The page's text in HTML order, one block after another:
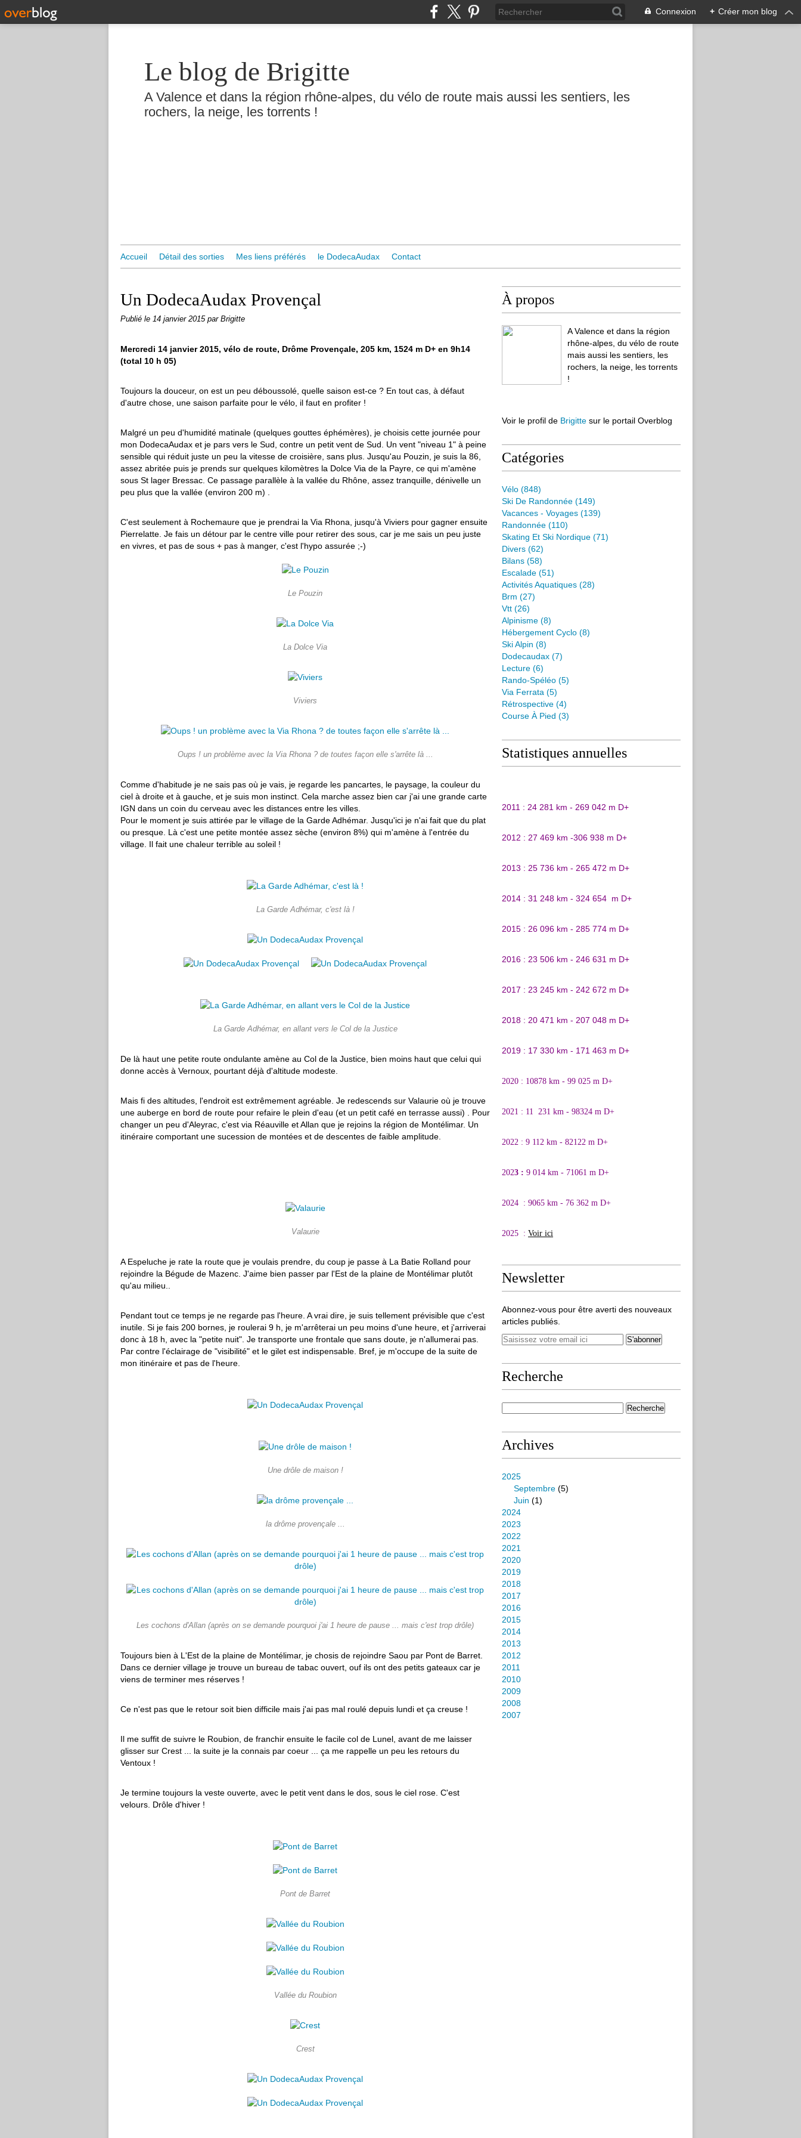
Connexion + Créer mon blog
Le blog de Brigitte
A Valence et dans la région rhône-alpes, du vélo de route mais aussi les sentiers, les
rochers, la neige, les torrents !
Accueil Détail des sorties Mes liens préférés le DodecaAudax Contact
Un DodecaAudax Provençal
Publié le 14 janvier 2015 par Brigitte
Mercredi 14 janvier 2015, vélo de route, Drôme Provençale, 205 km, 1524 m D+ en 9h14
(total 10 h 05)
Toujours la douceur, on est un peu déboussolé, quelle saison est-ce ? En tout cas, à défaut
d'autre chose, une saison parfaite pour le vélo, il faut en profiter !
Malgré un peu d'humidité matinale (quelques gouttes éphémères), je choisis cette journée pour
mon DodecaAudax et je pars vers le Sud, contre un petit vent de Sud. Un vent "niveau 1" à peine
sensible qui réduit juste un peu la vitesse de croisière, sans plus. Jusqu'au Pouzin, je suis la 86,
assez abritée puis je prends sur quelques kilomètres la Dolce Via de la Payre, ce qui m'amène
sous St lager Bressac. Ce passage parallèle à la vallée du Rhône, assez tranquille, dénivelle un
peu plus que la vallée (environ 200 m) .
C'est seulement à Rochemaure que je prendrai la Via Rhona, jusqu'à Viviers pour gagner ensuite
Pierrelatte. Je fais un détour par le centre ville pour retirer des sous, car je me sais un peu juste
en vivres, et pas de sous + pas à manger, c'est l'hypo assurée ;-)
Le Pouzin
La Dolce Via
Viviers
Oups ! un problème avec la Via Rhona ? de toutes façon elle s'arrête là ...
Comme d'habitude je ne sais pas où je vais, je regarde les pancartes, le paysage, la couleur du
ciel à droite et à gauche, et je suis mon instinct. Cela marche assez bien car j'ai une grande carte
IGN dans un coin du cerveau avec les distances entre les villes.
Pour le moment je suis attirée par le village de la Garde Adhémar. Jusqu'ici je n'ai fait que du plat
ou presque. Là c'est une petite montée assez sèche (environ 8%) qui m'amène à l'entrée du
village. Il fait une chaleur terrible au soleil !
La Garde Adhémar, c'est là !
La Garde Adhémar, en allant vers le Col de la Justice
De là haut une petite route ondulante amène au Col de la Justice, bien moins haut que celui qui
donne accès à Vernoux, pourtant déjà d'altitude modeste.
Mais fi des altitudes, l'endroit est extrêmement agréable. Je redescends sur Valaurie où je trouve
une auberge en bord de route pour refaire le plein d'eau (et un petit café en terrasse aussi) . Pour
changer un peu d'Aleyrac, c'est via Réauville et Allan que je rejoins la région de Montélimar. Un
itinéraire comportant une sucession de montées et de descentes de faible amplitude.
Valaurie
A Espeluche je rate la route que je voulais prendre, du coup je passe à La Batie Rolland pour
rejoindre la Bégude de Mazenc. J'aime bien passer par l'Est de la plaine de Montélimar plutôt
qu'au milieu..
Pendant tout ce temps je ne regarde pas l'heure. A vrai dire, je suis tellement prévisible que c'est
inutile. Si je fais 200 bornes, je roulerai 9 h, je m'arrêterai un peu moins d'une heure, et j'arriverai
donc à 18 h, avec la "petite nuit". Je transporte une frontale que sans doute, je n'allumerai pas.
Par contre l'éclairage de "visibilité" et le gilet est indispensable. Bref, je m'occupe de la suite de
mon itinéraire et pas de l'heure.
Une drôle de maison !
la drôme provençale ...
Les cochons d'Allan (après on se demande pourquoi j'ai 1 heure de pause ... mais c'est trop drôle)
Toujours bien à L'Est de la plaine de Montélimar, je chosis de rejoindre Saou par Pont de Barret.
Dans ce dernier village je trouve un bureau de tabac ouvert, ouf ils ont des petits gateaux car je
viens de terminer mes réserves !
Ce n'est pas que le retour soit bien difficile mais j'ai pas mal roulé depuis lundi et ça creuse !
Il me suffit de suivre le Roubion, de franchir ensuite le facile col de Lunel, avant de me laisser
glisser sur Crest ... la suite je la connais par coeur ... ça me rappelle un peu les retours du
Ventoux !
Je termine toujours la veste ouverte, avec le petit vent dans le dos, sous le ciel rose. C'est
velours. Drôle d'hiver !
Pont de Barret
Vallée du Roubion
Crest
À propos
A Valence et dans la région
rhône-alpes, du vélo de route
mais aussi les sentiers, les
rochers, la neige, les torrents
!
Voir le profil de Brigitte sur le portail Overblog
Catégories
Vélo (848)
Ski De Randonnée (149)
Vacances - Voyages (139)
Randonnée (110)
Skating Et Ski Nordique (71)
Divers (62)
Bilans (58)
Escalade (51)
Activités Aquatiques (28)
Brm (27)
Vtt (26)
Alpinisme (8)
Hébergement Cyclo (8)
Ski Alpin (8)
Dodecaudax (7)
Lecture (6)
Rando-Spéléo (5)
Via Ferrata (5)
Rétrospective (4)
Course À Pied (3)
Statistiques annuelles
2011 : 24 281 km - 269 042 m D+
2012 : 27 469 km -306 938 m D+
2013 : 25 736 km - 265 472 m D+
2014 : 31 248 km - 324 654 m D+
2015 : 26 096 km - 285 774 m D+
2016 : 23 506 km - 246 631 m D+
2017 : 23 245 km - 242 672 m D+
2018 : 20 471 km - 207 048 m D+
2019 : 17 330 km - 171 463 m D+
2020 : 10878 km - 99 025 m D+
2021 : 11 231 km - 98324 m D+
2022 : 9 112 km - 82122 m D+
2023 : 9 014 km - 71061 m D+
2024 : 9065 km - 76 362 m D+
2025 : Voir ici
Newsletter
Abonnez-vous pour être averti des nouveaux
articles publiés.
Recherche
Archives
2025
Septembre (5)
Juin (1)
2024
2023
2022
2021
2020
2019
2018
2017
2016
2015
2014
2013
2012
2011
2010
2009
2008
2007